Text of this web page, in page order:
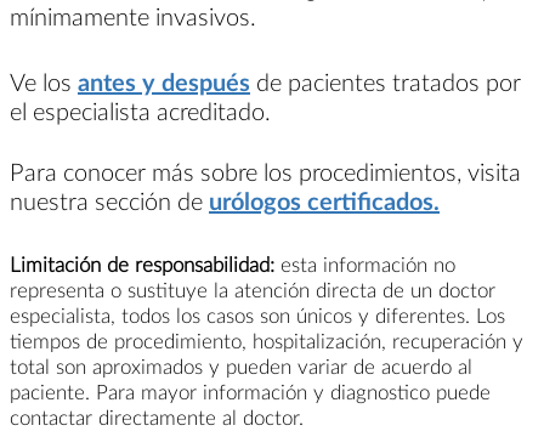
mínimamente invasivos.
Ve los antes y después de pacientes tratados por
el especialista acreditado.
Para conocer más sobre los procedimientos, visita
nuestra sección de urólogos certificados.
Limitación de responsabilidad: esta información no
representa o sustituye la atención directa de un doctor
especialista, todos los casos son únicos y diferentes. Los
tiempos de procedimiento, hospitalización, recuperación y
total son aproximados y pueden variar de acuerdo al
paciente. Para mayor información y diagnostico puede
contactar directamente al doctor.